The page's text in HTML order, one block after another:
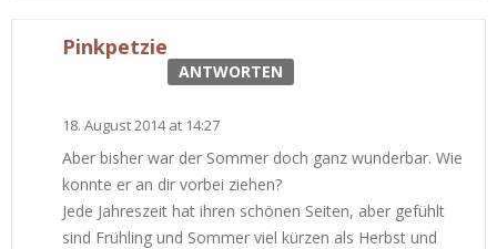
Pinkpetzie
ANTWORTEN
18. August 2014 at 14:27
Aber bisher war der Sommer doch ganz wunderbar. Wie
konnte er an dir vorbei ziehen?
Jede Jahreszeit hat ihren schönen Seiten, aber gefühlt
sind Frühling und Sommer viel kürzen als Herbst und